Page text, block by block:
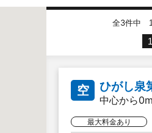
全3件中
1
空 ひがし泉
中心から
最大料金あり